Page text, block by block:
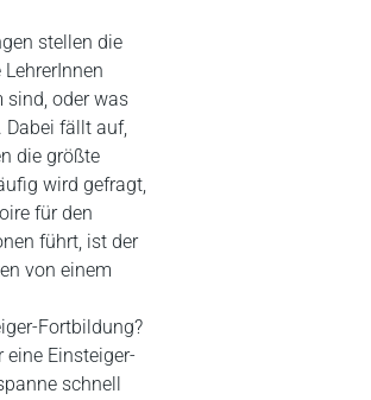
stellen die
sind, oder was
Dabei fällt auf,
die größte
wird gefragt,
für den
führt, ist der
von einem
Fortbildung?
eine Einsteiger-
schnell